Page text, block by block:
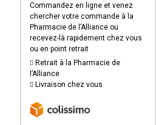
Commandez en ligne et venez
chercher votre commande à la
Pharmacie de l’Alliance ou
recevez-là rapidement chez vous
ou en point retrait
Retrait à la Pharmacie de
l’Alliance
Livraison chez vous